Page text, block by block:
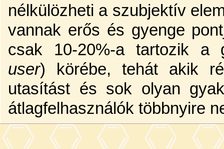
nélkülözheti a szubjektív
vannak erős és gyenge
csak 10-20%-a tartozik a
user) körébe, tehát akik
utasítást és sok olyan
átlagfelhasználók többnyire